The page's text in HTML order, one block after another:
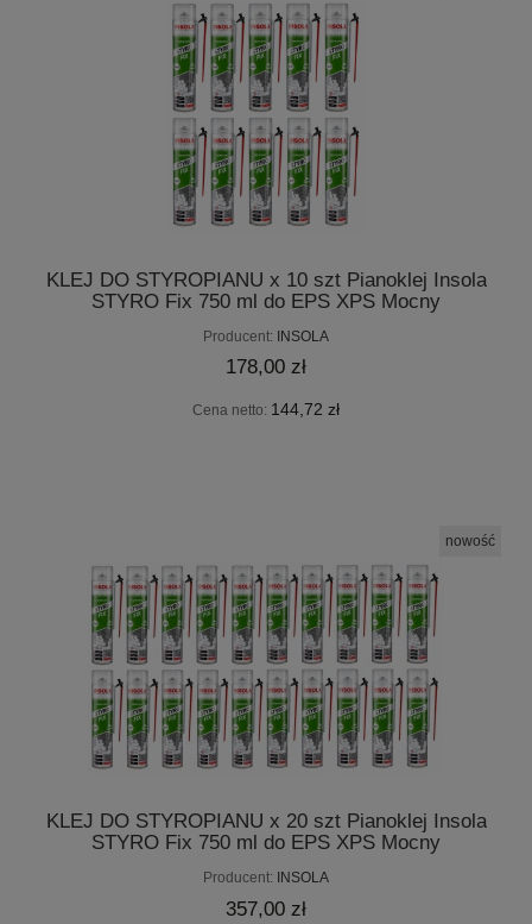
KLEJ DO STYROPIANU x 10 szt Pianoklej Insola
STYRO Fix 750 ml do EPS XPS Mocny
Producent: INSOLA
178,00 zł
Cena netto: 144,72 zł
KLEJ DO STYROPIANU x 20 szt Pianoklej Insola
STYRO Fix 750 ml do EPS XPS Mocny
Producent: INSOLA
357,00 zł
nowość